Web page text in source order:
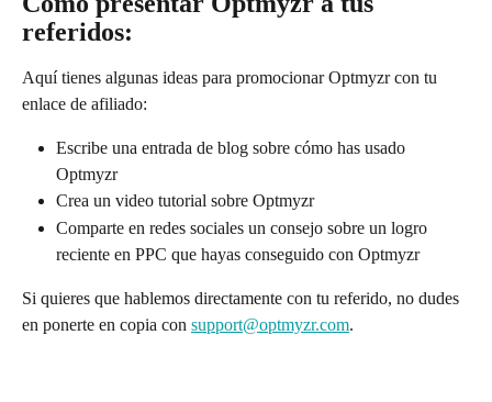
referidos:
Aquí tienes algunas ideas para promocionar Optmyzr con tu
enlace de afiliado:
Escribe una entrada de blog sobre cómo has usado
Optmyzr
Crea un video tutorial sobre Optmyzr
Comparte en redes sociales un consejo sobre un logro
reciente en PPC que hayas conseguido con Optmyzr
Si quieres que hablemos directamente con tu referido, no dudes
en ponerte en copia con support@optmyzr.com.